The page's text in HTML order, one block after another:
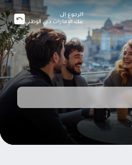
الرجوع إلى
بنك الإمارات دبي الوطني